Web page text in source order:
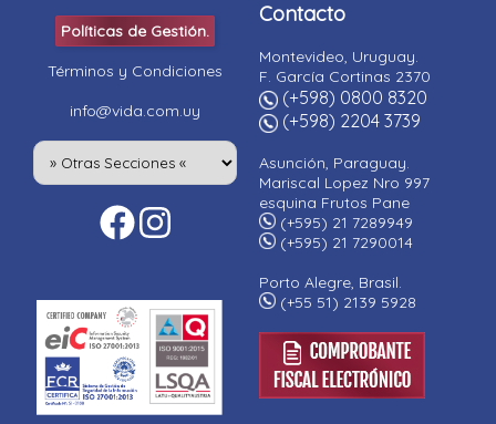
Políticas de Gestión.
Términos y Condiciones
info@vida.com.uy
Contacto
Montevideo, Uruguay.
F. García Cortinas 2370
(+598) 0800 8320
(+598) 2204 3739
Asunción, Paraguay.
Mariscal Lopez Nro 997
esquina Frutos Pane
(+595) 21 7289949
(+595) 21 7290014
Porto Alegre, Brasil.
(+55 51) 2139 5928